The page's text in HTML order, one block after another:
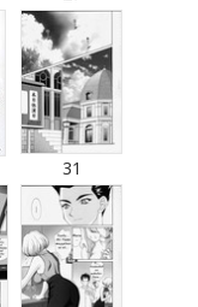
31